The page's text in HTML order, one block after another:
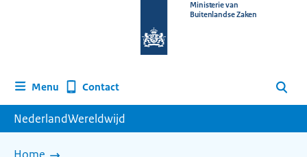
homepage
Ministerie van
Buitenlandse Zaken
Menu Contact Zoeken
NederlandWereldwijd